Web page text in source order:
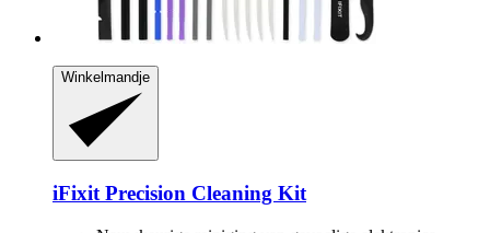
Winkelmandje
iFixit Precision Cleaning Kit